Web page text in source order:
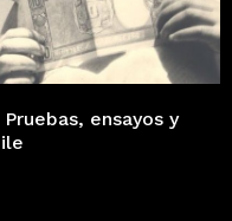
ensayos y